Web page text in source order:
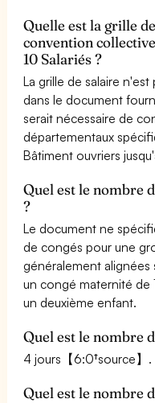
Quelle est la grille
convention
10 Salariés ?
La grille de salaire
dans le document
serait nécessaire de
départementaux
Bâtiment ouvriers
Quel est le nombre
?
Le document ne
de congés pour une
généralement
un congé maternité de
un deuxième enfant.
Quel est le nombre
4 jours【6:0†source】.
Quel est le nombre